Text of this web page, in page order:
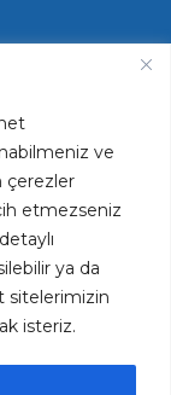
ve
çerezler
etmezseniz
ya da
sitelerimizin
isteriz.